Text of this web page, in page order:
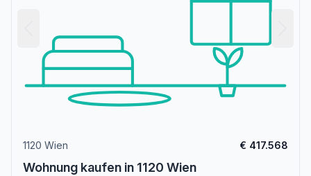
1120 Wien € 417.568
Wohnung kaufen in 1120 Wien